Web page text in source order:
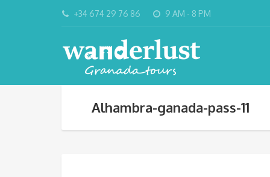
+34 674 29 76 86 9 AM - 8 PM
Alhambra-ganada-pass-11